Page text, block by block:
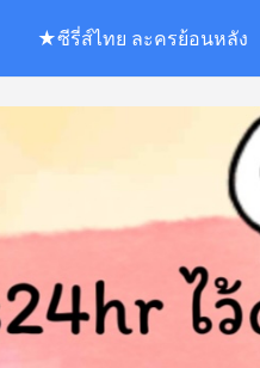
★ซีรี่ส์ไทย ละครย้อนหลัง